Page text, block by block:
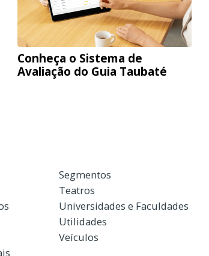
Conheça o Sistema de
Avaliação do Guia Taubaté
Segmentos
Teatros
Universidades e Faculdades
Utilidades
Veículos